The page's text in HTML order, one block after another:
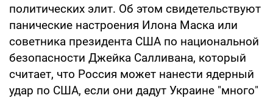
политических элит. Об этом свидетельствуют
панические настроения Илона Маска или
советника президента США по национальной
безопасности Джейка Салливана, который
считает, что Россия может нанести ядерный
удар по США, если они дадут Украине "много"